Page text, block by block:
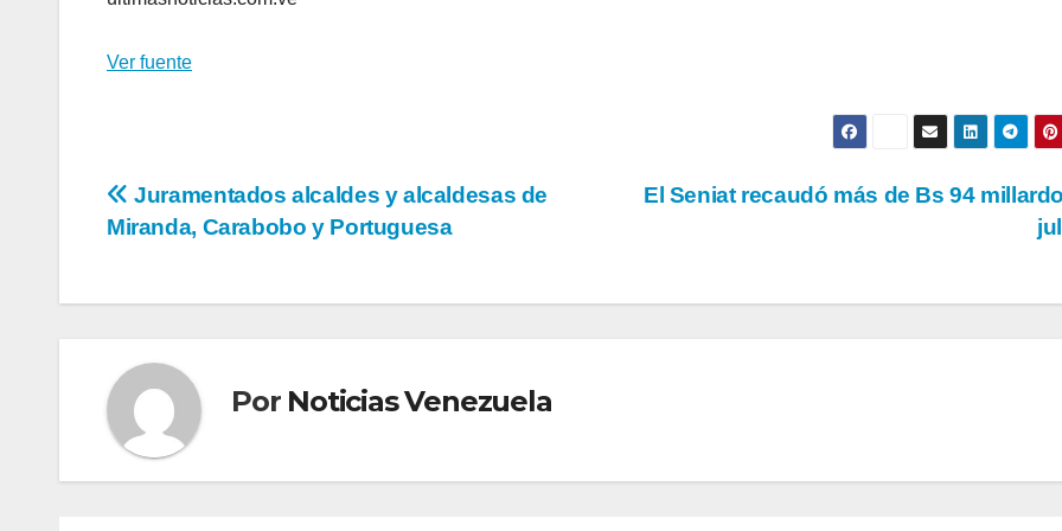
Ver fuente
Navegación
entradas
El Seniat recaudó más de Bs 94
Juramentados alcaldes y alcaldesas de
Miranda, Carabobo y Portuguesa
Por Noticias Venezuela